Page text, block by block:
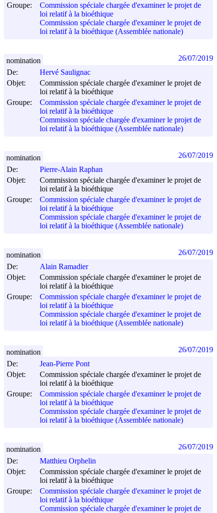
Groupe:
Commission spéciale chargée d'examiner le projet de
loi relatif à la bioéthique
Commission spéciale chargée d'examiner le projet de
loi relatif à la bioéthique (Assemblée nationale)
De:
Hervé Saulignac
Objet:
Commission spéciale chargée d'examiner le projet de
loi relatif à la bioéthique
Groupe:
Commission spéciale chargée d'examiner le projet de
loi relatif à la bioéthique
Commission spéciale chargée d'examiner le projet de
loi relatif à la bioéthique (Assemblée nationale)
nomination 26/07/2019
De:
Pierre-Alain Raphan
Objet:
Commission spéciale chargée d'examiner le projet de
loi relatif à la bioéthique
Groupe:
Commission spéciale chargée d'examiner le projet de
loi relatif à la bioéthique
Commission spéciale chargée d'examiner le projet de
loi relatif à la bioéthique (Assemblée nationale)
nomination 26/07/2019
De:
Alain Ramadier
Objet:
Commission spéciale chargée d'examiner le projet de
loi relatif à la bioéthique
Groupe:
Commission spéciale chargée d'examiner le projet de
loi relatif à la bioéthique
Commission spéciale chargée d'examiner le projet de
loi relatif à la bioéthique (Assemblée nationale)
nomination 26/07/2019
De:
Jean-Pierre Pont
Objet:
Commission spéciale chargée d'examiner le projet de
loi relatif à la bioéthique
Groupe:
Commission spéciale chargée d'examiner le projet de
loi relatif à la bioéthique
Commission spéciale chargée d'examiner le projet de
loi relatif à la bioéthique (Assemblée nationale)
nomination 26/07/2019
De:
Matthieu Orphelin
Objet:
Commission spéciale chargée d'examiner le projet de
loi relatif à la bioéthique
Groupe:
Commission spéciale chargée d'examiner le projet de
loi relatif à la bioéthique
Commission spéciale chargée d'examiner le projet de
nomination 26/07/2019